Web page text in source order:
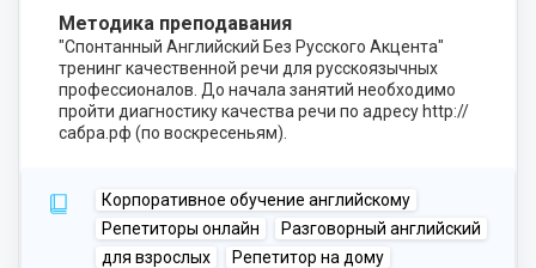
Методика преподавания
"Спонтанный Английский Без Русского Акцента"
тренинг качественной речи для русскоязычных
профессионалов. До начала занятий необходимо
пройти диагностику качества речи по адресу http://
сабра.рф (по воскресеньям).
Корпоративное обучение английскому
Репетиторы онлайн
Разговорный английский
для взрослых
Репетитор на дому